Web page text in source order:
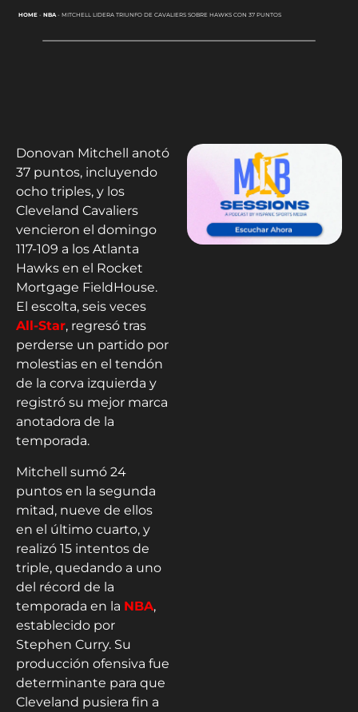
HOME- NBA- MITCHELL LIDERA TRIUNFO DE CAVALIERS SOBRE HAWKS CON 37 PUNTOS
Donovan Mitchell anotó
37 puntos, incluyendo
ocho triples, y los
Cleveland Cavaliers
vencieron el domingo
117-109 a los Atlanta
Hawks en el Rocket
Mortgage FieldHouse.
El escolta, seis veces
All-Star, regresó tras
perderse un partido por
molestias en el tendón
de la corva izquierda y
registró su mejor marca
anotadora de la
temporada.
Mitchell sumó 24
puntos en la segunda
mitad, nueve de ellos
en el último cuarto, y
realizó 15 intentos de
triple, quedando a uno
del récord de la
temporada en la NBA,
establecido por
Stephen Curry. Su
producción ofensiva fue
determinante para que
Cleveland pusiera fin a